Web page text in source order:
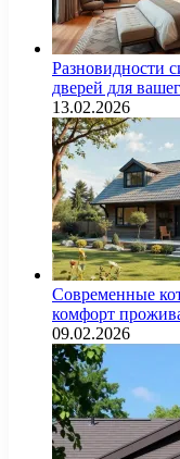
Разновидности
дверей для
13.02.2026
Современные
комфорт
09.02.2026